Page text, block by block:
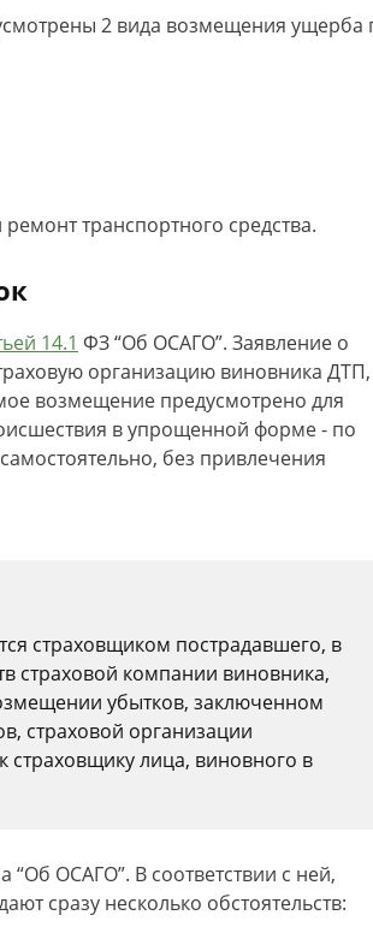
2 вида возмещения ущерба
транспортного средства.
14.1 ФЗ “Об ОСАГО”. Заявление о
организацию виновника ДТП,
возмещение предусмотрено для
в упрощенной форме - по
без привлечения
страховщиком пострадавшего, в
страховой компании виновника,
убытков, заключенном
страховой организации
страховщику лица, виновного в
“Об ОСАГО”. В соответствии с ней,
сразу несколько обстоятельств: